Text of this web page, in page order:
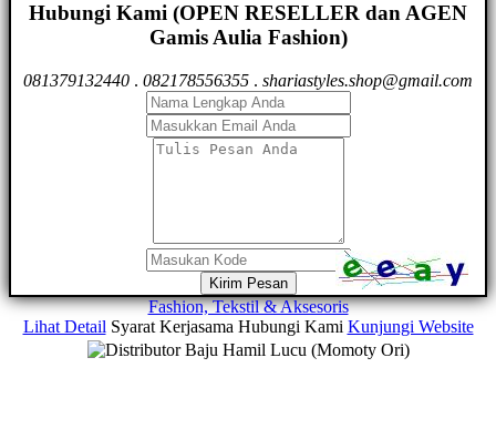
Hubungi Kami (OPEN RESELLER dan AGEN
Gamis Aulia Fashion)
081379132440 . 082178556355 . shariastyles.shop@gmail.com
Kirim Pesan
Fashion, Tekstil & Aksesoris
Lihat Detail Syarat Kerjasama Hubungi Kami Kunjungi Website